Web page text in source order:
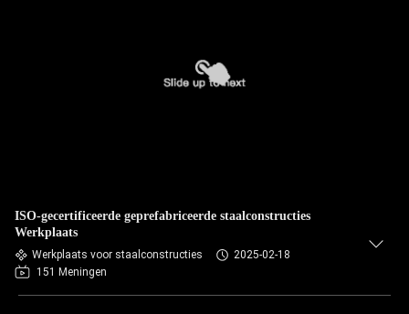
ISO-gecertificeerde geprefabriceerde staalconstructies
Werkplaats
Werkplaats voor staalconstructies
2025-02-18
151 Meningen